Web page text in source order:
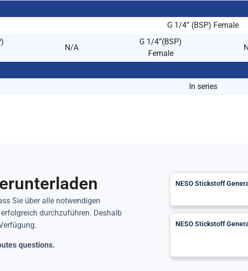
G 1/4” (BSP) Female
N/A
G 1/4”(BSP)
Female
In series
Sie über alle notwendigen
durchzuführen. Deshalb
questions.
NESO Stickstoff
NESO Stickstoff